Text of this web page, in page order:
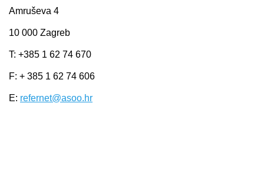
Amruševa 4
10 000 Zagreb
T: +385 1 62 74 670
F: + 385 1 62 74 606
E: refernet@asoo.hr